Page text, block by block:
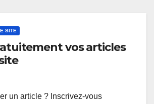
SITE
vos articles
un article ? Inscrivez-vous